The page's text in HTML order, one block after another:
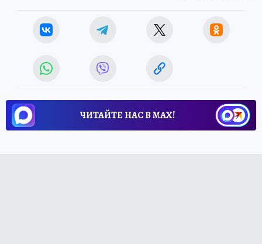
ЧИТАЙТЕ НАС В МАХ!